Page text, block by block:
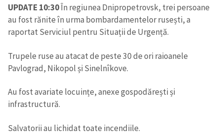
UPDATE 10:30În regiunea Dnipropetrovsk, trei persoane
au fost rănite în urma bombardamentelor rusești, a
raportat Serviciul pentru Situații de Urgență.
Trupele ruse au atacat de peste 30 de ori raioanele
Pavlograd, Nikopol și Sinelnîkove.
Au fost avariate locuințe, anexe gospodărești și
infrastructură.
Salvatorii au lichidat toate incendiile.